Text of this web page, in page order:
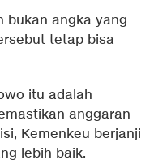
bukan angka yang
tetap bisa
itu adalah
anggaran
Kemenkeu berjanji
lebih baik.